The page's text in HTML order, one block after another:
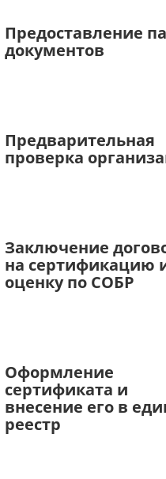
Предоставление
документов
Предварительная
проверка
Заключение
на сертификацию
оценку по СОБР
Оформление
сертификата и
внесение его в
реестр